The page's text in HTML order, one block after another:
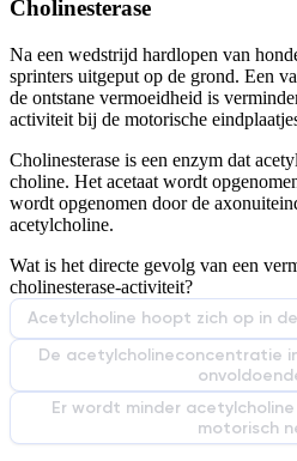
Cholinesterase
Na een wedstrijd hardlopen van
sprinters uitgeput op de grond. Een
de ontstane vermoeidheid is
activiteit bij de motorische
Cholinesterase is een enzym dat
choline. Het acetaat wordt
wordt opgenomen door de
acetylcholine.
Wat is het directe gevolg van een
cholinesterase-activiteit?
Acetylcholine hoopt zich op in
De acetylcholineconcentratie
Er wordt minder
motorisch